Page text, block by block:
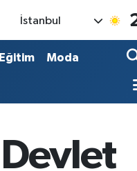
İstanbul
Eğitim Moda